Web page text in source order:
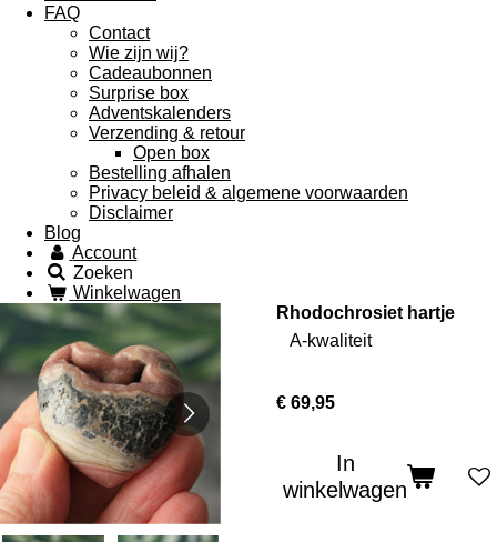
FAQ
Contact
Wie zijn wij?
Cadeaubonnen
Surprise box
Adventskalenders
Verzending & retour
Open box
Bestelling afhalen
Privacy beleid & algemene voorwaarden
Disclaimer
Blog
Account
Zoeken
Winkelwagen
Rhodochrosiet hartje
A-kwaliteit
€ 69,95
In
winkelwagen